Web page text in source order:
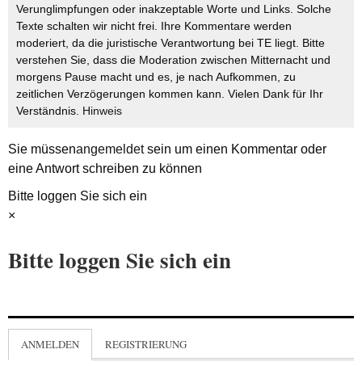
Verunglimpfungen oder inakzeptable Worte und Links. Solche
Texte schalten wir nicht frei. Ihre Kommentare werden
moderiert, da die juristische Verantwortung bei TE liegt. Bitte
verstehen Sie, dass die Moderation zwischen Mitternacht und
morgens Pause macht und es, je nach Aufkommen, zu
zeitlichen Verzögerungen kommen kann. Vielen Dank für Ihr
Verständnis. Hinweis
Sie müssenangemeldetsein um einen Kommentar oder
eine Antwort schreiben zu können
Bitte loggen Sie sich ein
×
Bitte loggen Sie sich ein
ANMELDEN REGISTRIERUNG